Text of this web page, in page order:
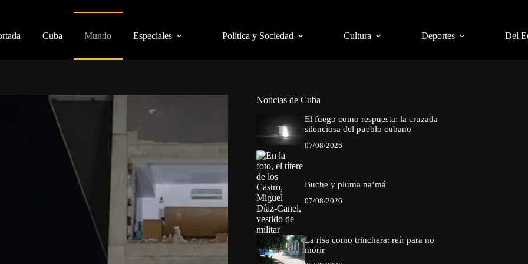
Cuba Mundo Especiales Política y Sociedad Cultura Deportes Del
Noticias de Cuba
El fuego como respuesta: la cruzada
silenciosa del pueblo cubano
07/08/2026
Buche y pluma na’má
07/08/2026
La risa como trinchera: reír para no
morir